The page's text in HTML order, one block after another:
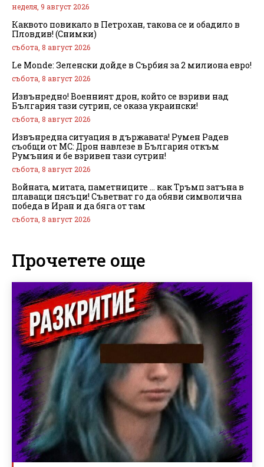
неделя, 9 август 2026
Каквото повикало в Петрохан, такова се и обадило в
Пловдив! (Снимки)
събота, 8 август 2026
Le Monde: Зеленски дойде в Сърбия за 2 милиона евро!
събота, 8 август 2026
Извънредно! Военният дрон, който се взриви над
България тази сутрин, се оказа украински!
събота, 8 август 2026
Извънредна ситуация в държавата! Румен Радев
съобщи от МС: Дрон навлезе в България откъм
Румъния и бе взривен тази сутрин!
събота, 8 август 2026
Войната, митата, паметниците … как Тръмп затъна в
плаващи пясъци! Съветват го да обяви символична
победа в Иран и да бяга от там
събота, 8 август 2026
Прочетете още